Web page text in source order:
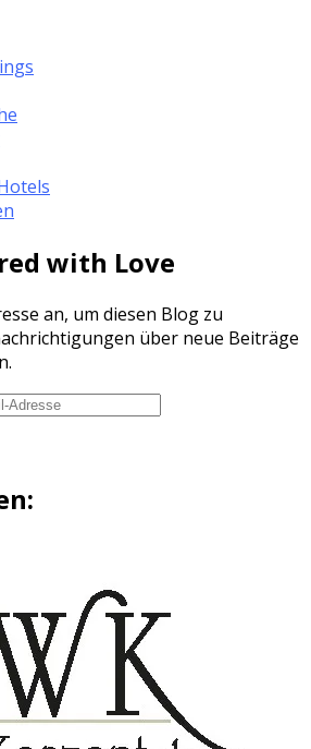
with Love
an, um diesen Blog zu
über neue Beiträge